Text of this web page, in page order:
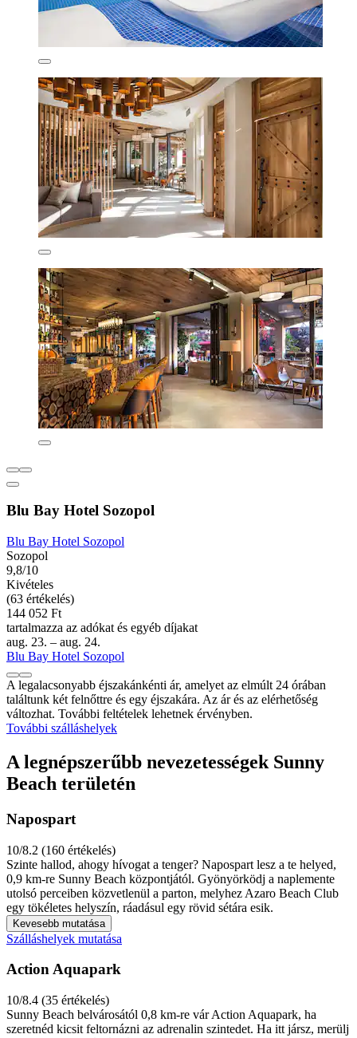
Blu Bay Hotel Sozopol
Blu Bay Hotel Sozopol
Sozopol
9,8/10
Kivételes
(63 értékelés)
144 052 Ft
tartalmazza az adókat és egyéb díjakat
aug. 23. – aug. 24.
Blu Bay Hotel Sozopol
A legalacsonyabb éjszakánkénti ár, amelyet az elmúlt 24 órában
találtunk két felnőttre és egy éjszakára. Az ár és az elérhetőség
változhat. További feltételek lehetnek érvényben.
További szálláshelyek
A legnépszerűbb nevezetességek Sunny
Beach területén
Napospart
10/8.2 (160 értékelés)
Szinte hallod, ahogy hívogat a tenger? Napospart lesz a te helyed,
0,9 km-re Sunny Beach központjától. Gyönyörködj a naplemente
utolsó perceiben közvetlenül a parton, melyhez Azaro Beach Club
egy tökéletes helyszín, ráadásul egy rövid sétára esik.
Kevesebb mutatása
Szálláshelyek mutatása
Action Aquapark
10/8.4 (35 értékelés)
Sunny Beach belvárosától 0,8 km-re vár Action Aquapark, ha
szeretnéd kicsit feltornázni az adrenalin szintedet. Ha itt jársz, merülj